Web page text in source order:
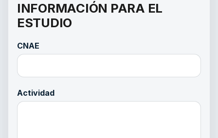
INFORMACIÓN PARA EL
ESTUDIO
CNAE
Actividad